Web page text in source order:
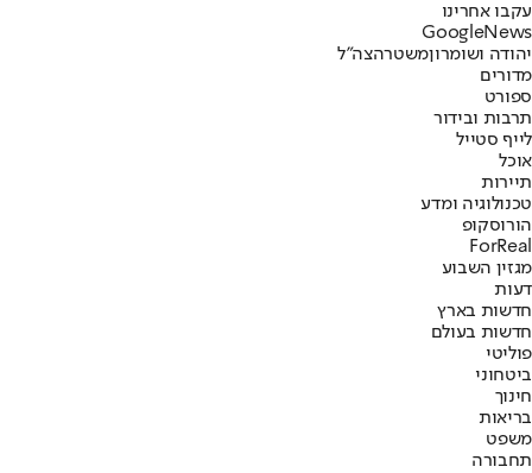
עקבו אחרינו
Googl eNews
יהודה ושומרוןמשטרהצה"ל
מדורים
ספורט
תרבות ובידור
לייף סטייל
אוכל
תיירות
טכנולוגיה ומדע
הורוסקופ
ForReal
מגזין השבוע
דעות
חדשות בארץ
חדשות בעולם
פוליטי
ביטחוני
חינוך
בריאות
משפט
תחבורה